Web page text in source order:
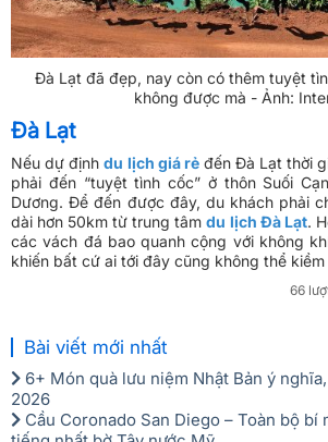
Đà Lạt đã đẹp, nay còn có thêm tuyệt
không được mà - Ảnh:
Đà Lạt
Nếu dự địnhdu lịch giá rẻđến Đà Lạt thời
phải đến “tuyệt tình cốc” ở thôn Suối
Dương. Để đến được đây, du khách phải
dài hơn 50km từ trung tâmdu lịch Đà Lạt.
các vách đá bao quanh cộng với không
khiến bất cứ ai tới đây cũng không thể kiềm
66
Bài viết mới nhất
6+ Món quà lưu niệm Nhật Bản ý
2026
Cầu Coronado San Diego – Toàn bộ bí